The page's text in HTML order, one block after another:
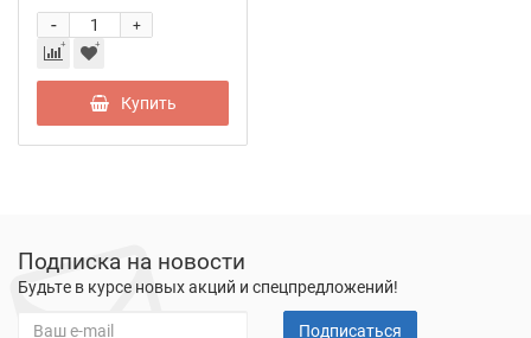
+
-
Купить
Подписка на новости
Будьте в курсе новых акций и спецпредложений!
Подписаться